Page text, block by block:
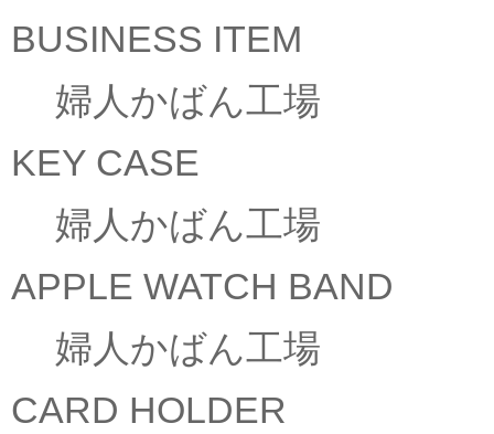
BUSINESS ITEM
婦人かばん工場
KEY CASE
婦人かばん工場
APPLE WATCH BAND
婦人かばん工場
CARD HOLDER